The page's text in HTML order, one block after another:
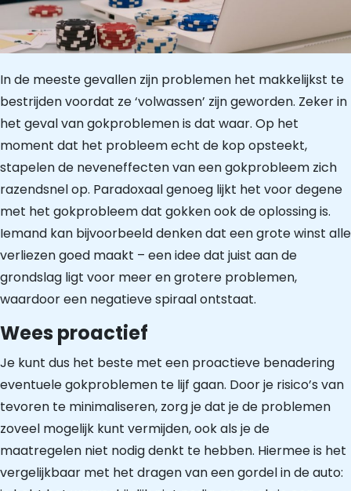
In de meeste gevallen zijn problemen het makkelijkst te
bestrijden voordat ze ‘volwassen’ zijn geworden. Zeker in
het geval van gokproblemen is dat waar. Op het
moment dat het probleem echt de kop opsteekt,
stapelen de neveneffecten van een gokprobleem zich
razendsnel op. Paradoxaal genoeg lijkt het voor degene
met het gokprobleem dat gokken ook de oplossing is.
Iemand kan bijvoorbeeld denken dat een grote winst alle
verliezen goed maakt – een idee dat juist aan de
grondslag ligt voor meer en grotere problemen,
waardoor een negatieve spiraal ontstaat.
Wees proactief
Je kunt dus het beste met een proactieve benadering
eventuele gokproblemen te lijf gaan. Door je risico’s van
tevoren te minimaliseren, zorg je dat je de problemen
zoveel mogelijk kunt vermijden, ook als je de
maatregelen niet nodig denkt te hebben. Hiermee is het
vergelijkbaar met het dragen van een gordel in de auto: